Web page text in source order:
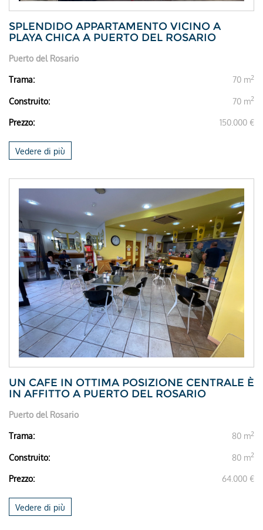
SPLENDIDO APPARTAMENTO VICINO A
PLAYA CHICA A PUERTO DEL ROSARIO
Puerto del Rosario
Trama: 70 m2
Construito: 70 m2
Prezzo: 150.000 €
Vedere di più
UN CAFE IN OTTIMA POSIZIONE CENTRALE È
IN AFFITTO A PUERTO DEL ROSARIO
Puerto del Rosario
Trama: 80 m2
Construito: 80 m2
Prezzo: 64.000 €
Vedere di più